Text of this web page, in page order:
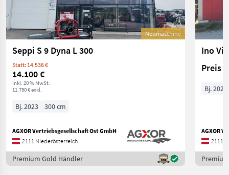
Neumaschine
Seppi S 9 Dyna L 300
Statt: 14.536 €
14.100 €
inkl. 20 % MwSt.
11.750 € exkl.
Bj. 2023 300 cm
AGXOR Vertriebsgesellschaft Ost GmbH
2111 Niederösterreich
Premium Gold Händler
Ino
Preis
Bj. 2025
AGXOR
2111